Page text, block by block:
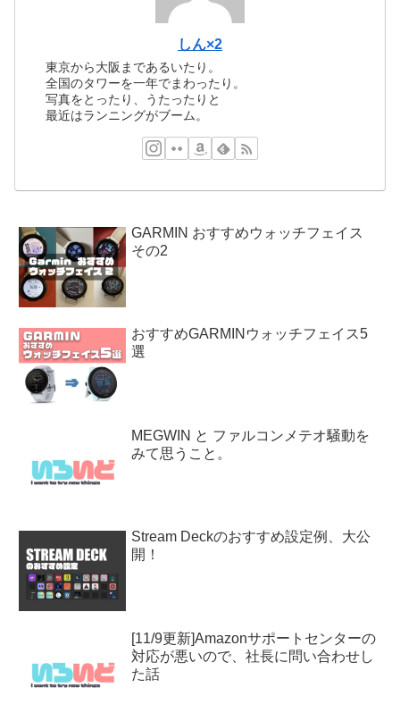
しん×2
東京から大阪まであるいたり。
全国のタワーを一年でまわったり。
写真をとったり、うたったりと
最近はランニングがブーム。
GARMIN おすすめウォッチフェイス
その2
おすすめGARMINウォッチフェイス5
選
MEGWIN と ファルコンメテオ騒動を
みて思うこと。
Stream Deckのおすすめ設定例、大公
開！
[11/9更新]Amazonサポートセンターの
対応が悪いので、社長に問い合わせし
た話